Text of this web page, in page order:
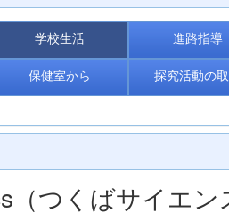
学校生活 進路指導
保健室から 探究活動の
（つくばサイエン